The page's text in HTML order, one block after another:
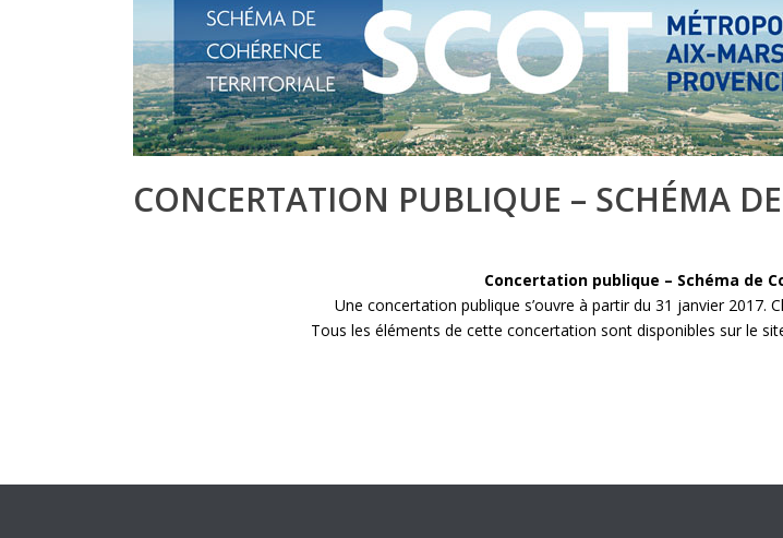
CONCERTATION PUBLIQUE – SCHÉMA
Concertation publique – Schéma de
Une concertation publique s’ouvre à partir du 31 janvier 2017.
Tous les éléments de cette concertation sont disponibles sur le